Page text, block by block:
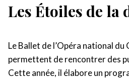
Les Étoiles de la
Le Ballet de l’Opéra national
permettent de rencontrer des
Cette année, il élabore un